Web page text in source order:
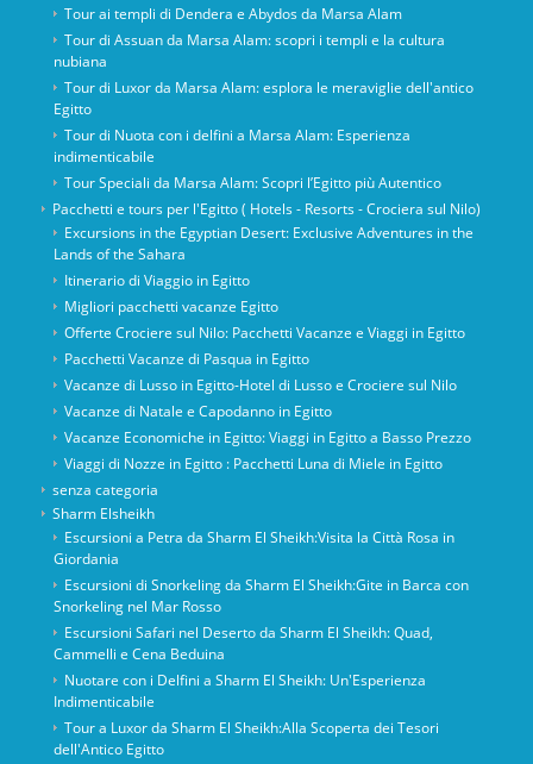
Tour ai templi di Dendera e Abydos da Marsa Alam
Tour di Assuan da Marsa Alam: scopri i templi e la cultura
nubiana
Tour di Luxor da Marsa Alam: esplora le meraviglie dell'antico
Egitto
Tour di Nuota con i delfini a Marsa Alam: Esperienza
indimenticabile
Tour Speciali da Marsa Alam: Scopri l’Egitto più Autentico
Pacchetti e tours per l'Egitto ( Hotels - Resorts - Crociera sul Nilo)
Excursions in the Egyptian Desert: Exclusive Adventures in the
Lands of the Sahara
Itinerario di Viaggio in Egitto
Migliori pacchetti vacanze Egitto
Offerte Crociere sul Nilo: Pacchetti Vacanze e Viaggi in Egitto
Pacchetti Vacanze di Pasqua in Egitto
Vacanze di Lusso in Egitto-Hotel di Lusso e Crociere sul Nilo
Vacanze di Natale e Capodanno in Egitto
Vacanze Economiche in Egitto: Viaggi in Egitto a Basso Prezzo
Viaggi di Nozze in Egitto : Pacchetti Luna di Miele in Egitto
senza categoria
Sharm Elsheikh
Escursioni a Petra da Sharm El Sheikh:Visita la Città Rosa in
Giordania
Escursioni di Snorkeling da Sharm El Sheikh:Gite in Barca con
Snorkeling nel Mar Rosso
Escursioni Safari nel Deserto da Sharm El Sheikh: Quad,
Cammelli e Cena Beduina
Nuotare con i Delfini a Sharm El Sheikh: Un'Esperienza
Indimenticabile
Tour a Luxor da Sharm El Sheikh:Alla Scoperta dei Tesori
dell'Antico Egitto